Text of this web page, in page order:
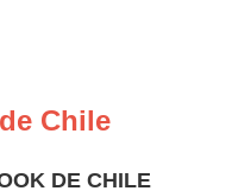
Chile
DE CHILE